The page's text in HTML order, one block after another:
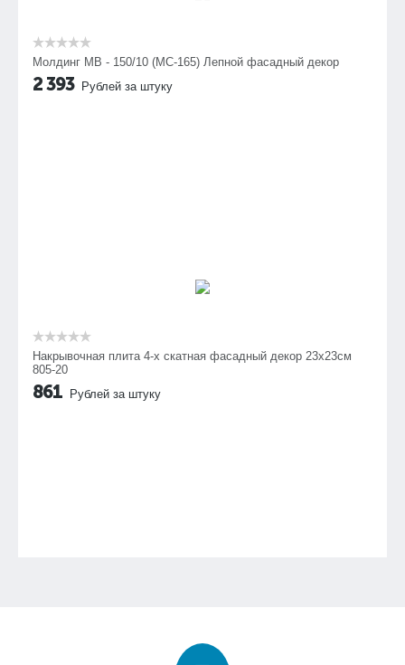
Молдинг МВ - 150/10 (МС-165) Лепной фасадный декор
2 393 Рублей за штуку
Накрывочная плита 4-х скатная фасадный декор 23х23см
805-20
861 Рублей за штуку